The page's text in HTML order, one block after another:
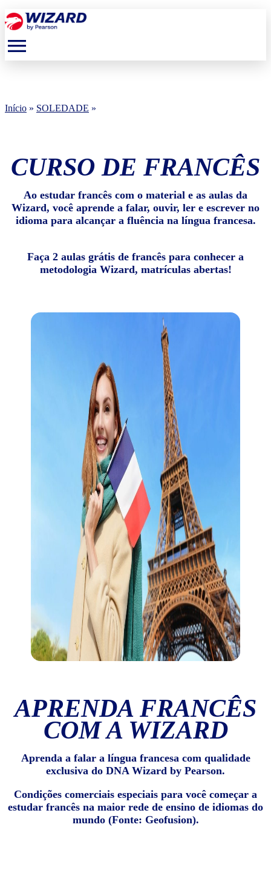
menu
Início » SOLEDADE »
CURSO DE FRANCÊS
Ao estudar francês com o material e as aulas da
Wizard, você aprende a falar, ouvir, ler e escrever no
idioma para alcançar a fluência na língua francesa.
Faça 2 aulas grátis de francês para conhecer a
metodologia Wizard, matrículas abertas!
APRENDA FRANCÊS
COM A WIZARD
Aprenda a falar a língua francesa com qualidade
exclusiva do DNA Wizard by Pearson.
Condições comerciais especiais para você começar a
estudar francês na maior rede de ensino de idiomas do
mundo (Fonte: Geofusion).